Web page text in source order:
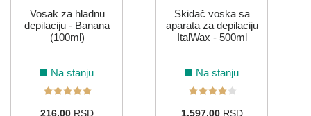
Vosak za hladnu
depilaciju - Banana
(100ml)
Na stanju
216,00RSD
Skidač voska sa
aparata za depilaciju
ItalWax - 500ml
Na stanju
1.597,00RSD